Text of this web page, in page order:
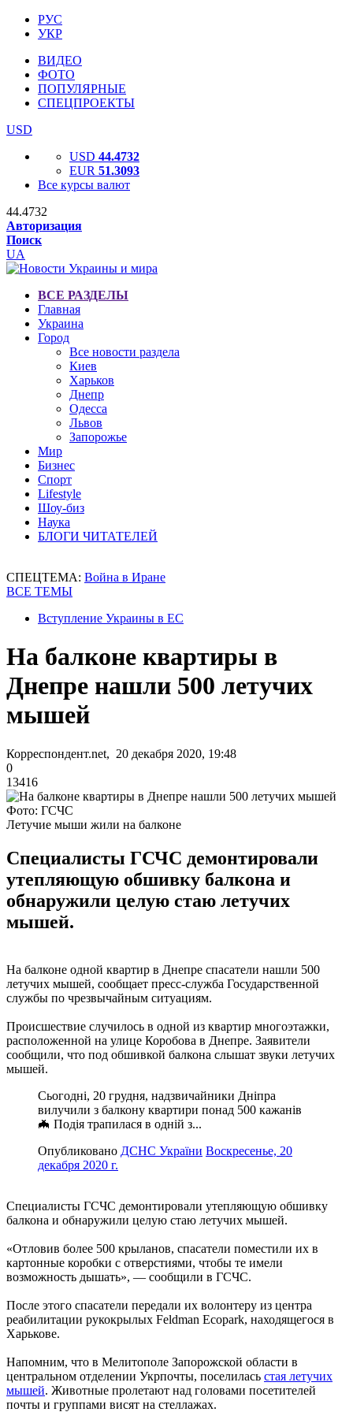
РУС
УКР
ВИДЕО
ФОТО
ПОПУЛЯРНЫЕ
СПЕЦПРОЕКТЫ
USD
USD 44.4732
EUR 51.3093
Все курсы валют
44.4732
Авторизация
Поиск
UA
ВСЕ РАЗДЕЛЫ
Главная
Украина
Город
Все новости раздела
Киев
Харьков
Днепр
Одесса
Львов
Запорожье
Мир
Бизнес
Спорт
Lifestyle
Шоу-биз
Наука
БЛОГИ ЧИТАТЕЛЕЙ
СПЕЦТЕМА: Война в Иране
ВСЕ ТЕМЫ
Вступление Украины в ЕС
На балконе квартиры в
Днепре нашли 500 летучих
мышей
Корреспондент.net, 20 декабря 2020, 19:48
0
13416
Фото: ГСЧС
Летучие мыши жили на балконе
Специалисты ГСЧС демонтировали
утепляющую обшивку балкона и
обнаружили целую стаю летучих
мышей.
На балконе одной квартир в Днепре спасатели нашли 500
летучих мышей, сообщает пресс-служба Государственной
службы по чрезвычайным ситуациям.
Происшествие случилось в одной из квартир многоэтажки,
расположенной на улице Коробова в Днепре. Заявители
сообщили, что под обшивкой балкона слышат звуки летучих
мышей.
Сьогодні, 20 грудня, надзвичайники Дніпра
вилучили з балкону квартири понад 500 кажанів
🦇 Подія трапилася в одній з...
Опубликовано ДСНС України Воскресенье, 20
декабря 2020 г.
Специалисты ГСЧС демонтировали утепляющую обшивку
балкона и обнаружили целую стаю летучих мышей.
«Отловив более 500 крыланов, спасатели поместили их в
картонные коробки с отверстиями, чтобы те имели
возможность дышать», — сообщили в ГСЧС.
После этого спасатели передали их волонтеру из центра
реабилитации рукокрылых Feldman Ecopark, находящегося в
Харькове.
Напомним, что в Мелитополе Запорожской области в
центральном отделении Укрпочты, поселилась стая летучих
мышей. Животные пролетают над головами посетителей
почты и группами висят на стеллажах.